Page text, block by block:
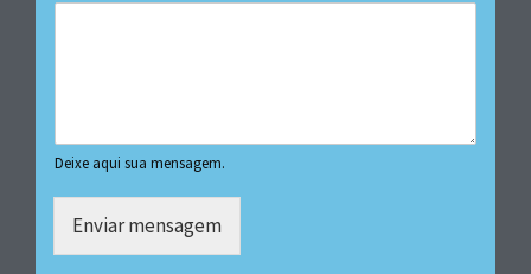
Deixe aqui sua mensagem.
Enviar mensagem